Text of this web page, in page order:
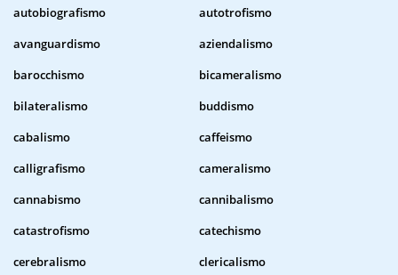
autobiografismo
autotrofismo
avanguardismo
aziendalismo
barocchismo
bicameralismo
bilateralismo
buddismo
cabalismo
caffeismo
calligrafismo
cameralismo
cannabismo
cannibalismo
catastrofismo
catechismo
cerebralismo
clericalismo